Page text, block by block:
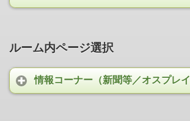
ルーム内ページ選択
情報コーナー（新聞等／オスプレイ